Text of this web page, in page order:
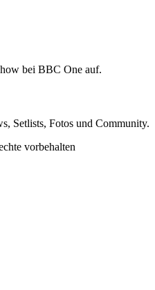
bei BBC One auf.
Setlists, Fotos und Community.
vorbehalten